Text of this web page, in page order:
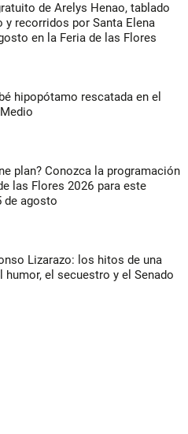
de Arelys Henao, tablado
y recorridos por Santa Elena
en la Feria de las Flores
hipopótamo rescatada en el
plan? Conozca la programación
las Flores 2026 para este
de agosto
Lizarazo: los hitos de una
humor, el secuestro y el Senado